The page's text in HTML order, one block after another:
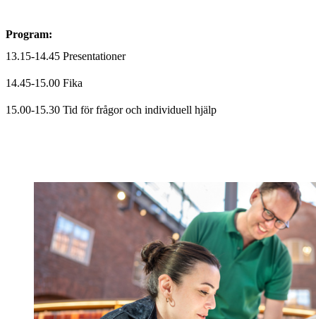
Program:
13.15-14.45 Presentationer
14.45-15.00 Fika
15.00-15.30 Tid för frågor och individuell hjälp